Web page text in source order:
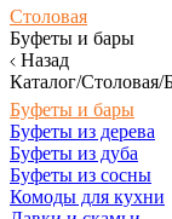
Столовая
Буфеты и бары
Назад
Каталог/
Буфеты и бары
Буфеты из дерева
Буфеты из дуба
Буфеты из сосны
Комоды для кухни